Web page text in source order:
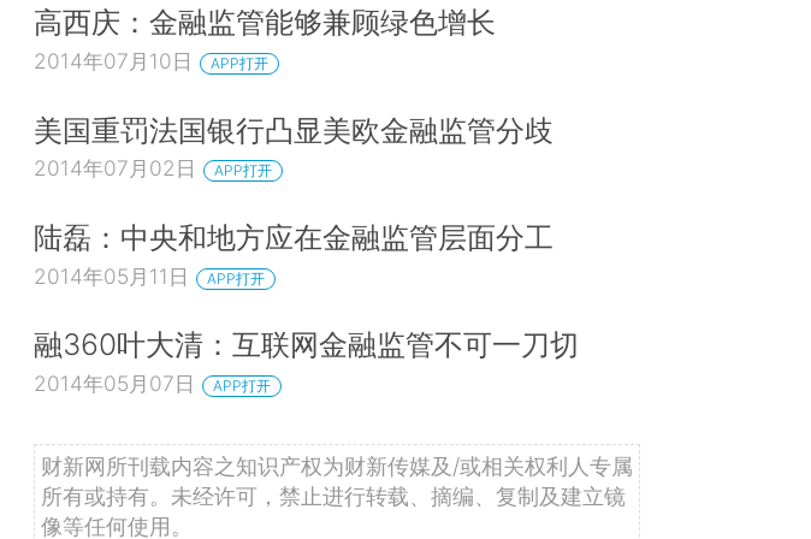
高西庆：金融监管能够兼顾绿色增长
2014年07月10日 APP打开
美国重罚法国银行凸显美欧金融监管分歧
2014年07月02日 APP打开
陆磊：中央和地方应在金融监管层面分工
2014年05月11日 APP打开
融360叶大清：互联网金融监管不可一刀切
2014年05月07日 APP打开
财新网所刊载内容之知识产权为财新传媒及/或相关权利人专属
所有或持有。未经许可，禁止进行转载、摘编、复制及建立镜
像等任何使用。